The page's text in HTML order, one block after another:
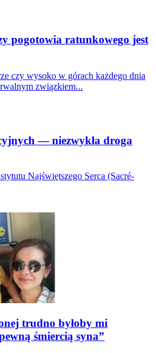
pogotowia ratunkowego jest
czy wysoko w górach każdego dnia
związkiem...
— niezwykła droga
Najświętszego Serca (Sacré-
trudno byłoby mi
śmiercią syna”